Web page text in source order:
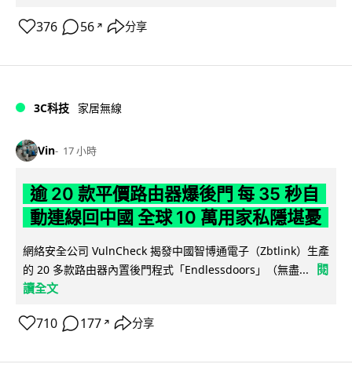
376 56 ↗ 分享
3C科技 家居無線
Vin 17 小時
逾 20 款平價路由器爆後門 每 35 秒自
動連線回中國 全球 10 萬用家私隱堪憂
網絡安全公司 VulnCheck 揭發中國智博通電子（Zbtlink）生產
的 20 多款路由器內置後門程式「Endlessdoors」（無盡...
閱
讀全文
710 177 ↗ 分享